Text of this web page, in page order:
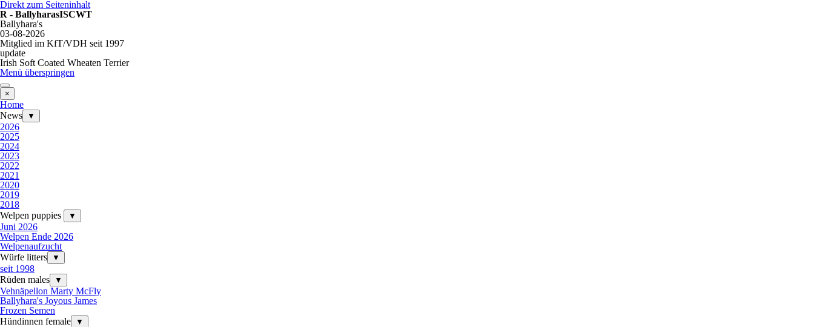
Direkt zum Seiteninhalt
R - BallyharasISCWT
Ballyhara's
03-08-2026
Mitglied im KfT/VDH seit 1997
update
Irish Soft Coated Wheaten Terrier
Menü überspringen
×
Home
News
▼
2026
2025
2024
2023
2022
2021
2020
2019
2018
Welpen puppies
▼
Juni 2026
Welpen Ende 2026
Welpenaufzucht
Würfe litters
▼
seit 1998
Rüden males
▼
Vehnäpellon Marty McFly
Ballyhara's Joyous James
Frozen Semen
Hündinnen female
▼